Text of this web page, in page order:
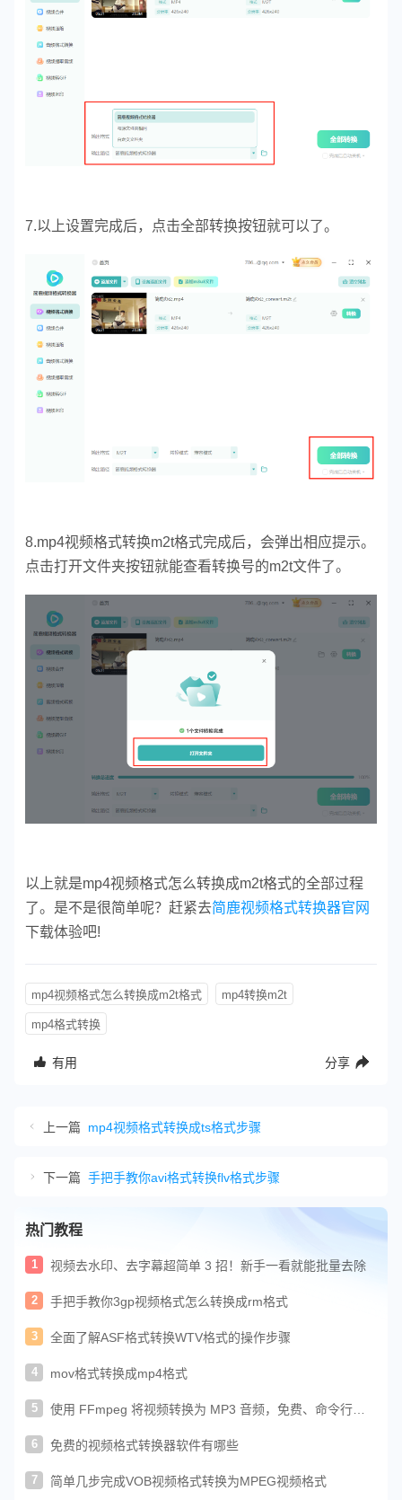
7.以上设置完成后，点击全部转换按钮就可以了。
8.mp4视频格式转换m2t格式完成后，会弹出相应提示。
点击打开文件夹按钮就能查看转换号的m2t文件了。
以上就是mp4视频格式怎么转换成m2t格式的全部过程
了。是不是很简单呢？赶紧去简鹿视频格式转换器官网
下载体验吧!
mp4视频格式怎么转换成m2t格式 mp4转换m2t
mp4格式转换
有用 分享
上一篇 mp4视频格式转换成ts格式步骤
下一篇 手把手教你avi格式转换flv格式步骤
热门教程
1 视频去水印、去字幕超简单 3 招！新手一看就能批量去除
2 手把手教你3gp视频格式怎么转换成rm格式
3 全面了解ASF格式转换WTV格式的操作步骤
4 mov格式转换成mp4格式
5
使用 FFmpeg 将视频转换为 MP3 音频，免费、命令行一
6 免费的视频格式转换器软件有哪些
7 简单几步完成VOB视频格式转换为MPEG视频格式